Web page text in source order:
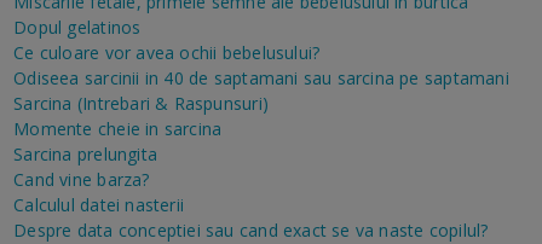
Dopul gelatinos
Ce culoare vor avea ochii bebelusului?
Odiseea sarcinii in 40 de saptamani sau sarcina pe saptamani
Sarcina (Intrebari & Raspunsuri)
Momente cheie in sarcina
Sarcina prelungita
Cand vine barza?
Calculul datei nasterii
Despre data conceptiei sau cand exact se va naste copilul?